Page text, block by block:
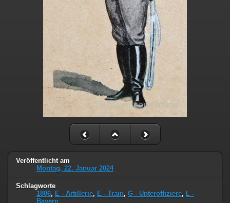
Veröffentlicht am
Montag, 22. Januar 2024
Schlagworte
1806, E - Artillerie, E - Train, G - Unteroffiziere, L -
Bayern